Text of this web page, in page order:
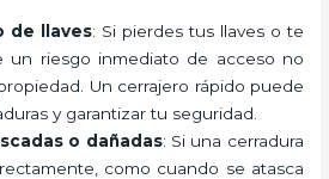
de llaves: Si pierdes tus llaves o te
un riesgo inmediato de acceso no
Un cerrajero rápido puede
y garantizar tu seguridad.
o dañadas: Si una cerradura
como cuando se atasca